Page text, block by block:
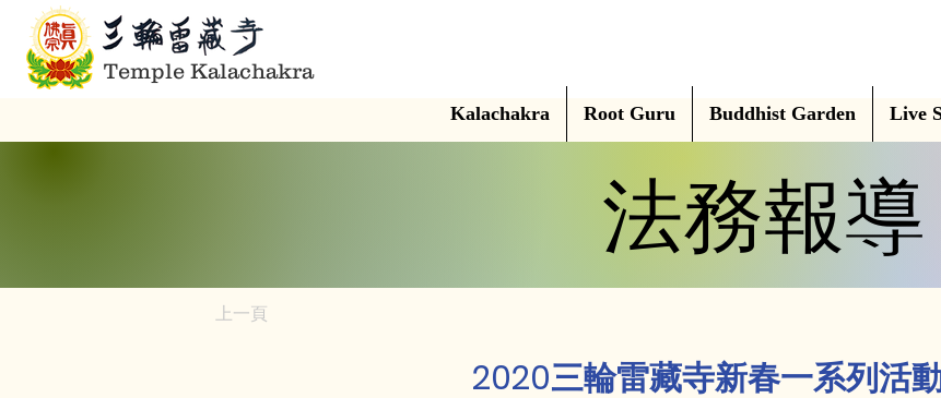
Temple Kalachakra
Kalachakra Root Guru Buddhist Garden Live
法務報導
法務報導
上一頁
2020三輪雷藏寺新春一系列活